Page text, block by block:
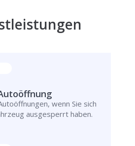
wenn Sie sich
ausgesperrt haben.